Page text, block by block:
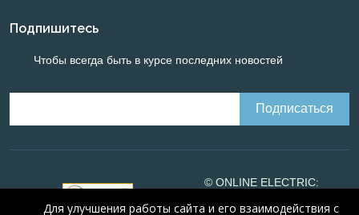
Подпишитесь
Чтобы всегда быть в курсе последних новостей
© ONLINE ELECTRIC:
Для улучшения работы сайта и его взаимодействия с